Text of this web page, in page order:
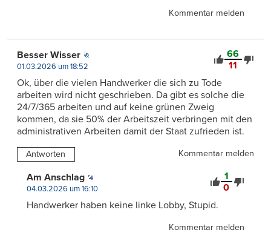
Kommentar melden
66
11
Besser Wisser
01.03.2026 um 18:52
Ok, über die vielen Handwerker die sich zu Tode
arbeiten wird nicht geschrieben. Da gibt es solche die
24/7/365 arbeiten und auf keine grünen Zweig
kommen, da sie 50% der Arbeitszeit verbringen mit den
administrativen Arbeiten damit der Staat zufrieden ist.
Antworten Kommentar melden
1
0
Am Anschlag
04.03.2026 um 16:10
Handwerker haben keine linke Lobby, Stupid.
Kommentar melden